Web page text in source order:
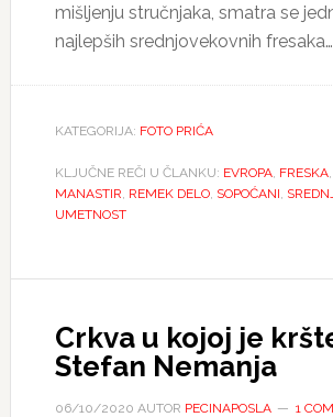
mišljenju stručnjaka, smatra se
najlepših srednjovekovnih fresaka…
KATEGORIJA: FOTO PRIĆA
KLJUČNE REČI U ČLANKU: EVROPA, FRESKA,
MANASTIR REMEK DELO, SOPOĆANI
UMETNOST
Crkva u kojoj je
Stefan Nemanja
06/10/2020 AUTOR PECINAPOSLA 1